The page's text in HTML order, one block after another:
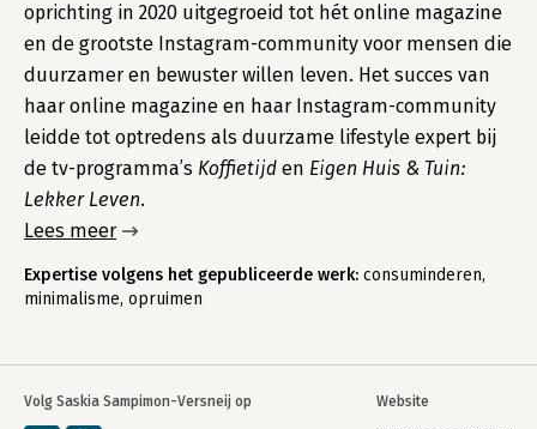
Volg Saskia Sampimon-Versneij op Website
oprichting in 2020 uitgegroeid tot hét online magazine
en de grootste Instagram-community voor mensen die
duurzamer en bewuster willen leven. Het succes van
haar online magazine en haar Instagram-community
leidde tot optredens als duurzame lifestyle expert bij
de tv-programma’s Koffietijd en Eigen Huis & Tuin:
Lekker Leven.
Lees meer
Expertise volgens het gepubliceerde werk: consuminderen,
minimalisme, opruimen